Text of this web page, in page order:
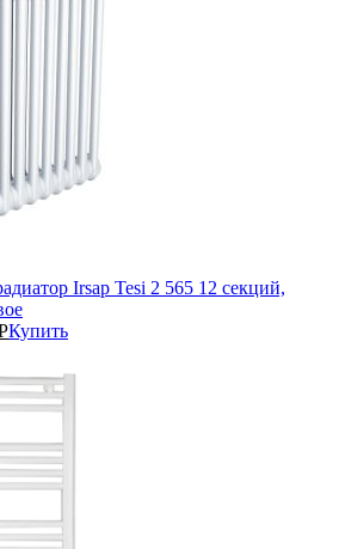
Irsap Tesi 2 565 12 секций,
Купить